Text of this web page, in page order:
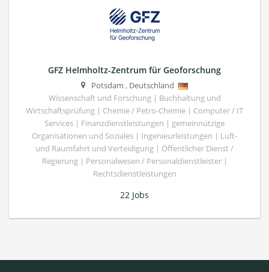
GFZ Helmholtz-Zentrum für Geoforschung
Potsdam , Deutschland
Wissenschaft und Forschung | Buchhaltung und
Wirtschaftsprüfung | Chemie / Petro-Chemie | Computer / IT
Services | Finanzdienstleistungen | gemeinnützige
Organisationen und Soziales | Ingenieurleistungen | Luft-
und Raumfahrt und Verteidigung | Öffentlicher Dienst /
Regierung | Personalwesen / Personaldienstleister |
Rechtsdienstleistungen
22 Jobs